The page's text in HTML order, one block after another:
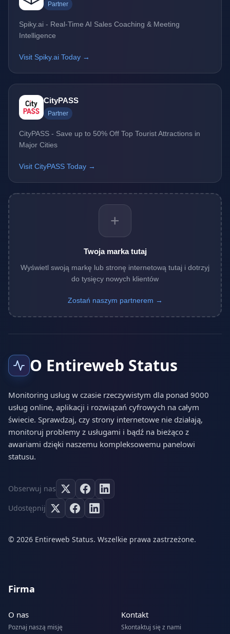
Partner
Spiky.ai - Real-Time AI Sales Coaching & Meeting
Intelligence
Visit Spiky.ai Today →
CityPASS
Partner
CityPASS - Save up to 50% Off Top Tourist Attractions in
Major Cities
Visit CityPASS Today →
+
Twoja marka tutaj
Wyświetl swoją markę lub stronę internetową tutaj i dotrzyj
do tysięcy nowych klientów
Zostań naszym partnerem →
O Entireweb Status
Monitoring usług w czasie rzeczywistym dla ponad 9000
usług online, aplikacji i rozwiązań cyfrowych na całym
świecie. Sprawdzaj, czy strony internetowe nie działają,
monitoruj problemy z usługami i bądź na bieżąco z
awariami dzięki naszemu kompleksowemu panelowi
statusu.
Obserwuj nas
Udostępnij
© 2026 Entireweb Status. Wszelkie prawa zastrzeżone.
Firma
O nas
Poznaj naszą misję
Kontakt
Skontaktuj się z nami